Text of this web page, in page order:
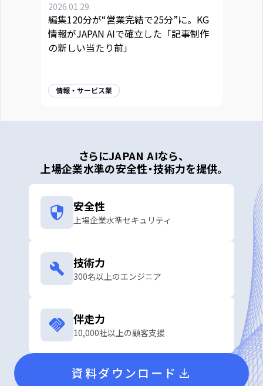
2026.01.29
編集120分が“営業完結で25分”に。KG
情報がJAPAN AIで確立した「記事制作
の新しい当たり前」
情報・サービス業
さらにJAPAN AIなら、
上場企業水準の安全性・技術力を提供。
安全性
上場企業水準セキュリティ
技術力
300名以上のエンジニア
伴走力
10,000社以上の顧客支援
資料ダウンロード